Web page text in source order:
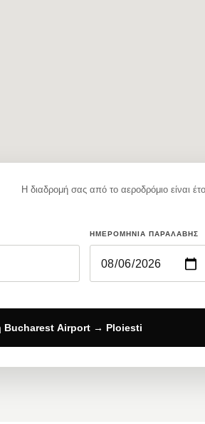
Η διαδρομή σας από το αεροδρόμιο είναι
ΗΜΕΡΟΜΗΝΊΑ ΠΑΡΑΛΑΒΉΣ
Bucharest Airport → Ploiesti